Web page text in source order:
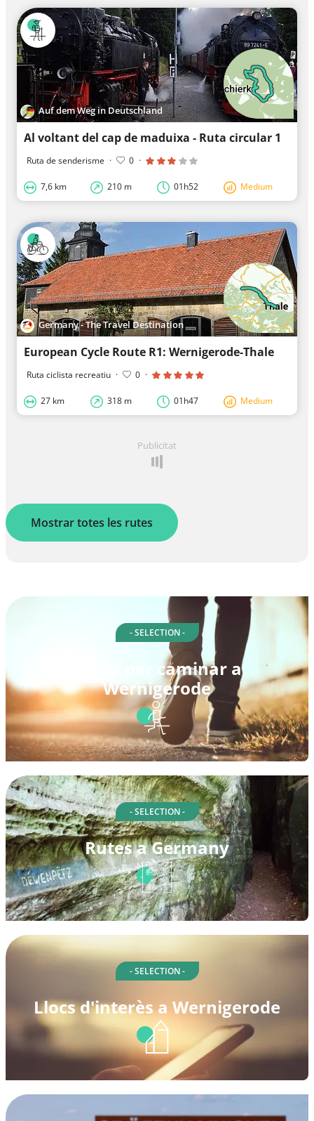
Auf dem Weg in Deutschland
Al voltant del cap de maduixa - Ruta circular 1
Ruta de senderisme · 0 ·
7,6 km 210 m 01h52 Medium
Germany - The Travel Destination
European Cycle Route R1: Wernigerode-Thale
Ruta ciclista recreatiu · 0 ·
27 km 318 m 01h47 Medium
Publicitat
Mostrar totes les rutes
- SELECTION -
Rutes per caminar a
Wernigerode
- SELECTION -
Rutes a Germany
- SELECTION -
Llocs d'interès a Wernigerode